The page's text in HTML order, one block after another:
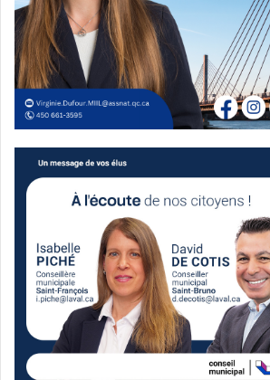
Ces plateformes permettent une
temps réel de l’information liée à la
facilitant la coordination des
décisions sur le terrain.
l’exploitation des jeunes
Dans un contexte marqué par la
certains crimes (vols de véhicules,
des jeunes), la Ville évalue la mise en
pilote de surveillance par caméras.
dissuader les infractions, tout en
vie privée.
Nouvelle gendarmerie,